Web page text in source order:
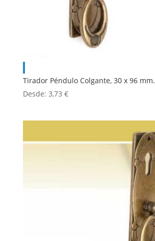
Tirador Péndulo Colgante, 30 x 96 mm.
Desde: 3,73 €